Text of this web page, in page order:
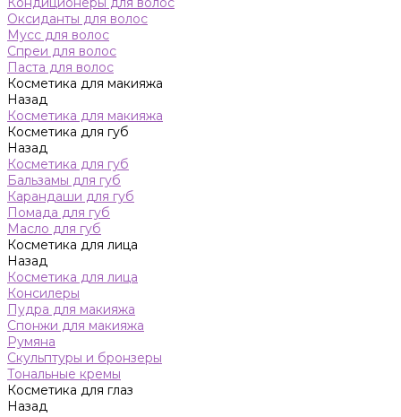
Оксиданты для волос
Мусс для волос
Спреи для волос
Паста для волос
Косметика для макияжа
Назад
Косметика для макияжа
Косметика для губ
Назад
Косметика для губ
Бальзамы для губ
Карандаши для губ
Помада для губ
Масло для губ
Косметика для лица
Назад
Косметика для лица
Консилеры
Пудра для макияжа
Спонжи для макияжа
Румяна
Скульптуры и бронзеры
Тональные кремы
Косметика для глаз
Назад